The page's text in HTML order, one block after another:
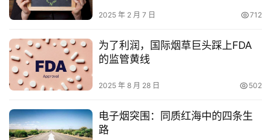
2025 年 2 月 7 日 712
为了利润，国际烟草巨头踩上FDA
的监管黄线
2025 年 8 月 28 日 502
电子烟突围：同质红海中的四条生
路